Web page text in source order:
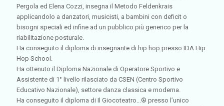
Pergola ed Elena Cozzi, insegna il Metodo Feldenkrais
applicandolo a danzatori, musicisti, a bambini con deficit o
bisogni speciali ed infine ad un pubblico più generico per la
riabilitazione posturale.
Ha conseguito il diploma di insegnante di hip hop presso IDA Hip
Hop School.
Ha ottenuto il Diploma Nazionale di Operatore Sportivo e
Assistente di 1° livello rilasciato da CSEN (Centro Sportivo
Educativo Nazionale), settore danza classica e moderna.
Ha conseguito il diploma di Il Giocoteatro...® presso l’unico